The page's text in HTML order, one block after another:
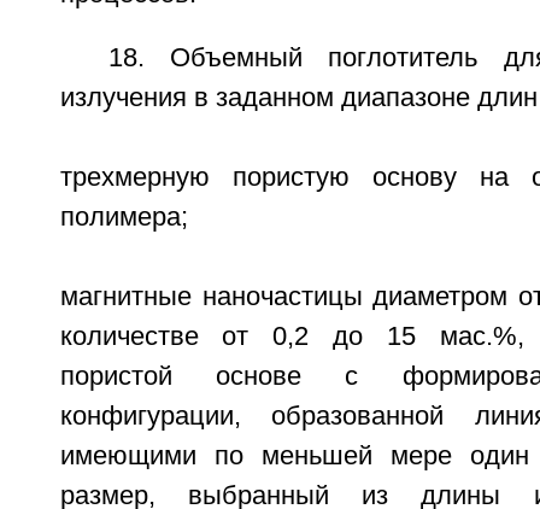
18. Объемный поглотитель
излучения в заданном диапазоне
трехмерную пористую основу на
полимера;
магнитные наночастицы диаметром
количестве от 0,2 до 15 мас.%,
пористой основе с
конфигурации, образованной
имеющими по меньшей мере один
размер, выбранный из длины